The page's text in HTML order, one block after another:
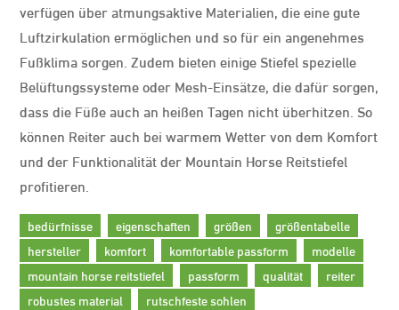
verfügen über atmungsaktive Materialien, die eine gute
Luftzirkulation ermöglichen und so für ein angenehmes
Fußklima sorgen. Zudem bieten einige Stiefel spezielle
Belüftungssysteme oder Mesh-Einsätze, die dafür sorgen,
dass die Füße auch an heißen Tagen nicht überhitzen. So
können Reiter auch bei warmem Wetter von dem Komfort
und der Funktionalität der Mountain Horse Reitstiefel
profitieren.
bedürfnisse eigenschaften größen
größentabelle
hersteller
komfort komfortable passform
modelle
mountain horse reitstiefel
passform qualität
reiter
robustes material
rutschfeste sohlen